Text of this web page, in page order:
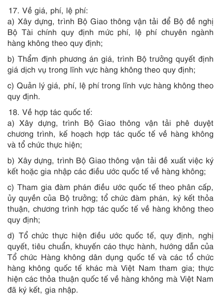
Về giá, phí, lệ phí:
a) Xây dựng, trình Bộ Giao thông vận tải để Bộ đề nghị
Bộ Tài chính quy định mức phí, lệ phí chuyên ngành
hàng không theo quy định;
b) Thẩm định phương án giá, trình Bộ trưởng quyết định
giá dịch vụ trong lĩnh vực hàng không theo quy định;
c) Quản lý giá, phí, lệ phí trong lĩnh vực hàng không theo
quy định.
Về hợp tác quốc tế:
a) Xây dựng, trình Bộ Giao thông vận tải phê duyệt
chương trình, kế hoạch hợp tác quốc tế về hàng không
và tổ chức thực hiện;
b) Xây dựng, trình Bộ Giao thông vận tải đề xuất việc ký
kết hoặc gia nhập các điều ước quốc tế về hàng không;
c) Tham gia đàm phán điều ước quốc tế theo phân cấp,
ủy quyền của Bộ trưởng; tổ chức đàm phán, ký kết thỏa
thuận, chương trình hợp tác quốc tế về hàng không theo
quy định;
d) Tổ chức thực hiện điều ước quốc tế, quy định, nghị
quyết, tiêu chuẩn, khuyến cáo thực hành, hướng dẫn của
Tổ chức Hàng không dân dụng quốc tế và các tổ chức
hàng không quốc tế khác mà Việt Nam tham gia; thực
hiện các thỏa thuận quốc tế về hàng không mà Việt Nam
đã ký kết, gia nhập.